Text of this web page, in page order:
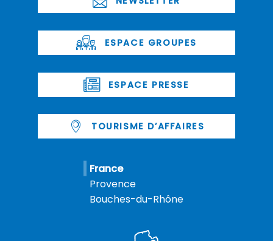
ESPACE GROUPES
ESPACE PRESSE
TOURISME D’AFFAIRES
France
Provence
Bouches-du-Rhône